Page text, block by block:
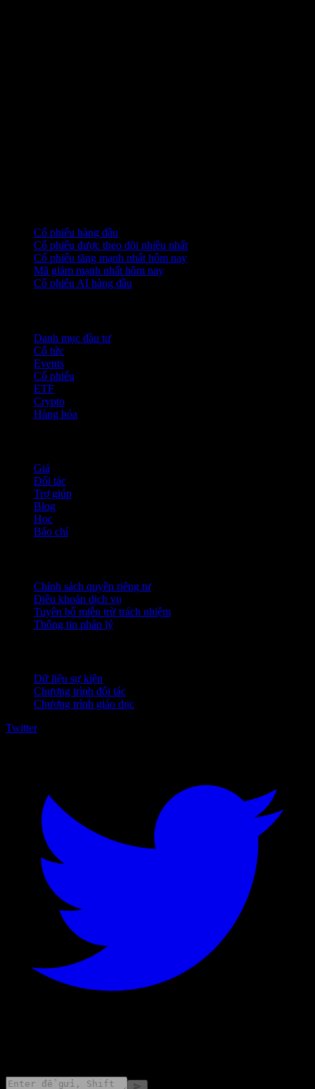
Cổ phiếu hàng đầu
Cổ phiếu được theo dõi nhiều nhất
Cổ phiếu tăng mạnh nhất hôm nay
Mã giảm mạnh nhất hôm nay
Cổ phiếu AI hàng đầu
Danh mục đầu tư
Cổ tức
Events
Cổ phiếu
ETF
Crypto
Hàng hóa
Giá
Đối tác
Trợ giúp
Blog
Học
Báo chí
Chính sách quyền riêng tư
Điều khoản dịch vụ
Tuyên bố miễn trừ trách nhiệm
Thông tin pháp lý
Dữ liệu sự kiện
Chương trình đối tác
Chương trình giáo dục
Twitter